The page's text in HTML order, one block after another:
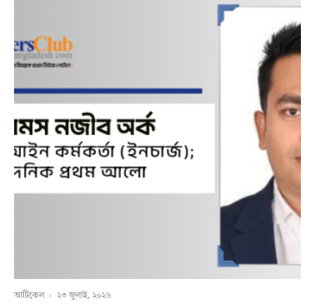
আর্টিকেল · ২৩ জুলাই, ২০২৬